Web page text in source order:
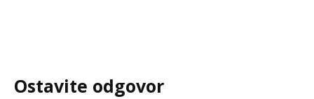
suze, nesalomivo jedinstvo dva krila
Ostavite odgovor